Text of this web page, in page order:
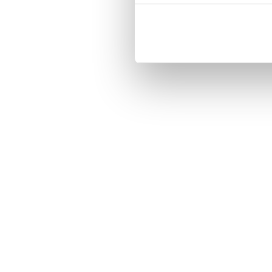
Three handy card slots on the
PU-leather.